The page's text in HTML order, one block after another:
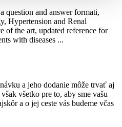
question and answer formati,
Hypertension and Renal
of the art, updated reference for
with diseases ...
a jeho dodanie môže trvať aj
všetko pre to, aby sme vašu
a o jej ceste vás budeme včas